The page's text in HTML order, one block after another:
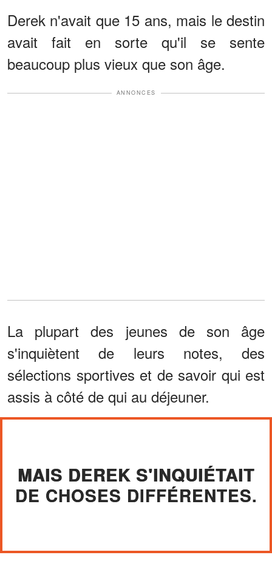
Derek n'avait que 15 ans, mais le destin
avait fait en sorte qu'il se sente
beaucoup plus vieux que son âge.
ANNONCES
La plupart des jeunes de son âge
s'inquiètent de leurs notes, des
sélections sportives et de savoir qui est
assis à côté de qui au déjeuner.
MAIS DEREK S'INQUIÉTAIT
DE CHOSES DIFFÉRENTES.